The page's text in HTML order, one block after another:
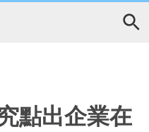
點出企業在